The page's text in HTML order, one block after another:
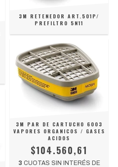
3M RETENEDOR ART.501P/
PREFILTRO 5N11
3M PAR DE CARTUCHO 6003
VAPORES ORGANICOS / GASES
ACIDOS
$104.560,61
3 CUOTAS SIN INTERÉS DE